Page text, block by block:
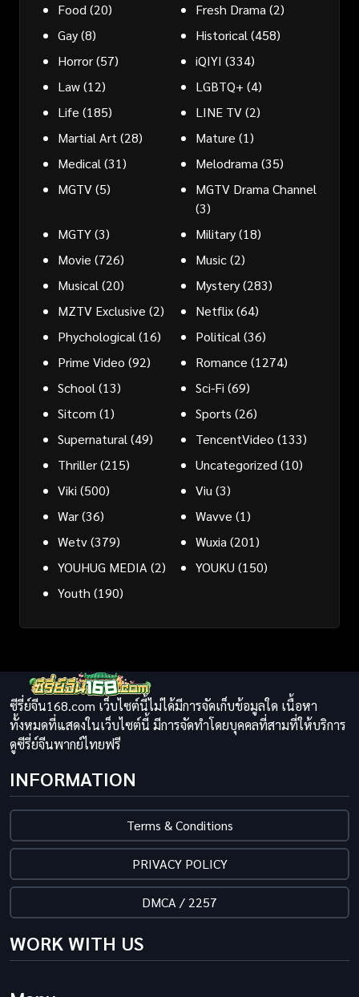
Food(20) Fresh Drama(2)
Gay(8) Historical(458)
Horror(57) iQIYI (334)
Law(12) LGBTQ+ (4)
Life (185) LINE TV(2)
Martial Art(28) Mature (1)
Medical(31) Melodrama(35)
MGTV(5)
MGTV Drama Channel
(3)
MGTY(3) Military(18)
Movie (726) Music(2)
Musical(20) Mystery(283)
MZTV Exclusive (2) Netflix(64)
Phychological(16) Political(36)
Prime Video (92) Romance (1274)
School(13) Sci-Fi (69)
Sitcom (1) Sports (26)
Supernatural(49) TencentVideo (133)
Thriller(215) Uncategorized(10)
Viki (500) Viu(3)
War(36) Wavve (1)
Wetv(379) Wuxia(201)
YOUHUG MEDIA(2) YOUKU (150)
Youth (190)
ซีรี่ย์จีน168.com เว็บไซต์นี้ไม่ได้มีการจัดเก็บข้อมูลใด เนื้อหา
ทั้งหมดที่แสดงในเว็บไซต์นี้ มีการจัดทำโดยบุคคลที่สามที่ให้บริการ
ดูซีรี่ย์จีนพากย์ไทยฟรี
INFORMATION
Terms & Conditions
PRIVACY POLICY
DMCA / 2257
WORK WITH US